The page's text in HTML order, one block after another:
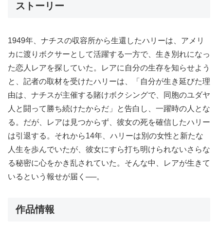
ストーリー
1949年、ナチスの収容所から生還したハリーは、アメリ
カに渡りボクサーとして活躍する一方で、生き別れになっ
た恋人レアを探していた。レアに自分の生存を知らせよう
と、記者の取材を受けたハリーは、「自分が生き延びた理
由は、ナチスが主催する賭けボクシングで、同胞のユダヤ
人と闘って勝ち続けたからだ」と告白し、一躍時の人とな
る。だが、レアは見つからず、彼女の死を確信したハリー
は引退する。それから14年、ハリーは別の女性と新たな
人生を歩んでいたが、彼女にすら打ち明けられないさらな
る秘密に心をかき乱されていた。そんな中、レアが生きて
いるという報せが届く──。
作品情報